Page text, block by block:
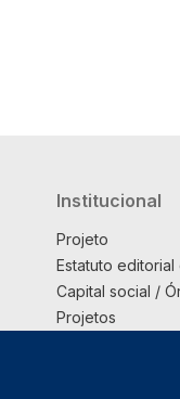
Institucional
Projeto
Estatuto
Capital social /
Projetos